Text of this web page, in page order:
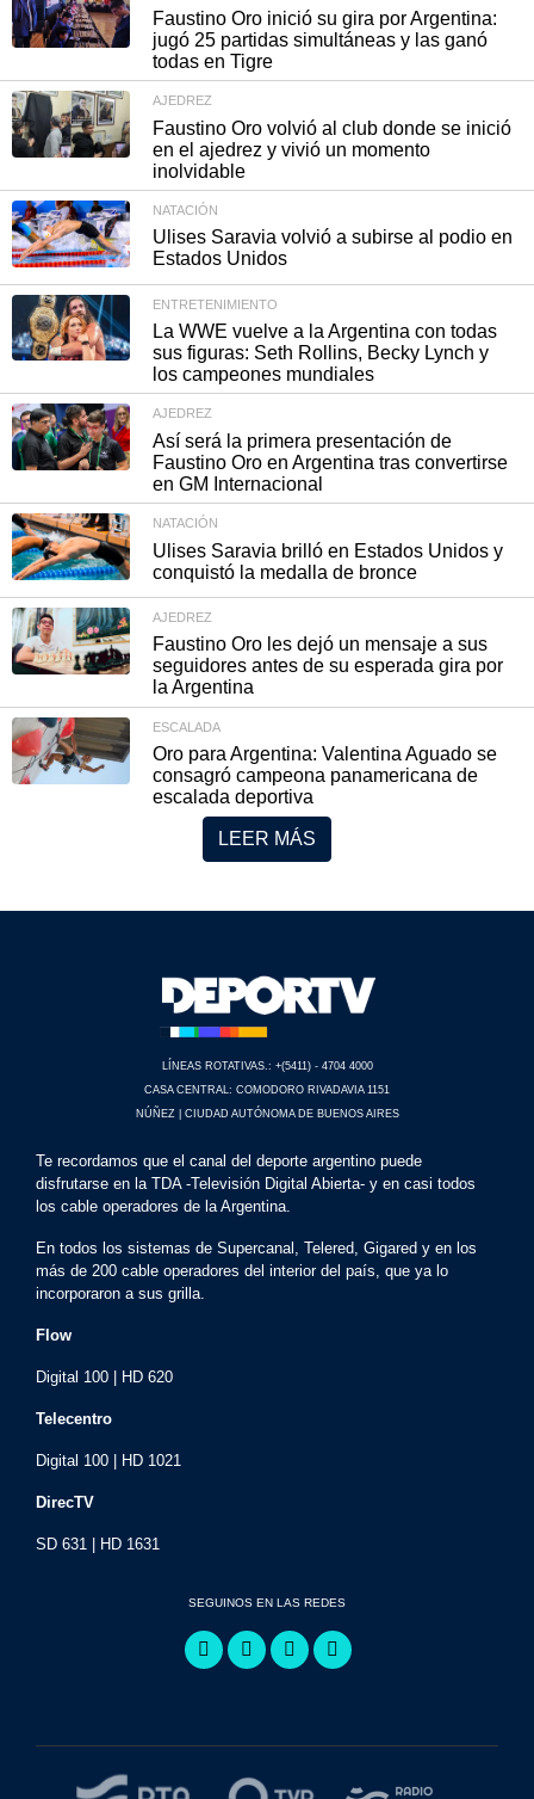
Faustino Oro inició su gira por Argentina:
jugó 25 partidas simultáneas y las ganó
todas en Tigre
AJEDREZ
Faustino Oro volvió al club donde se inició
en el ajedrez y vivió un momento
inolvidable
NATACIÓN
Ulises Saravia volvió a subirse al podio en
Estados Unidos
ENTRETENIMIENTO
La WWE vuelve a la Argentina con todas
sus figuras: Seth Rollins, Becky Lynch y
los campeones mundiales
AJEDREZ
Así será la primera presentación de
Faustino Oro en Argentina tras convertirse
en GM Internacional
NATACIÓN
Ulises Saravia brilló en Estados Unidos y
conquistó la medalla de bronce
AJEDREZ
Faustino Oro les dejó un mensaje a sus
seguidores antes de su esperada gira por
la Argentina
ESCALADA
Oro para Argentina: Valentina Aguado se
consagró campeona panamericana de
escalada deportiva
LEER MÁS
LÍNEAS ROTATIVAS.: +(5411) - 4704 4000
CASA CENTRAL: COMODORO RIVADAVIA 1151
NÚÑEZ | CIUDAD AUTÓNOMA DE BUENOS AIRES
Te recordamos que el canal del deporte argentino puede
disfrutarse en la TDA -Televisión Digital Abierta- y en casi todos
los cable operadores de la Argentina.
En todos los sistemas de Supercanal, Telered, Gigared y en los
más de 200 cable operadores del interior del país, que ya lo
incorporaron a sus grilla.
Flow
Digital 100 | HD 620
Telecentro
Digital 100 | HD 1021
DirecTV
SD 631 | HD 1631
SEGUINOS EN LAS REDES